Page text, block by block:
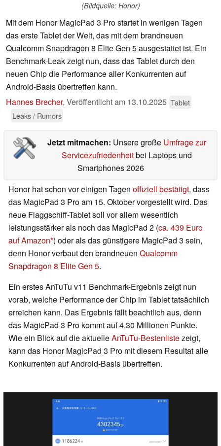
(Bildquelle: Honor)
Mit dem Honor MagicPad 3 Pro startet in wenigen Tagen
das erste Tablet der Welt, das mit dem brandneuen
Qualcomm Snapdragon 8 Elite Gen 5 ausgestattet ist. Ein
Benchmark-Leak zeigt nun, dass das Tablet durch den
neuen Chip die Performance aller Konkurrenten auf
Android-Basis übertreffen kann.
Hannes Brecher, Veröffentlicht am 13.10.2025 Tablet
Leaks / Rumors
Jetzt mitmachen: Unsere große Umfrage zur
Servicezufriedenheitbei Laptops und
Smartphones 2026
Honor hat schon vor einigen Tagen offiziell bestätigt, dass
das MagicPad 3 Pro am 15. Oktober vorgestellt wird. Das
neue Flaggschiff-Tablet soll vor allem wesentlich
leistungsstärker als noch das MagicPad 2 (ca. 439 Euro
auf Amazon ) oder als das günstigere MagicPad 3 sein,
denn Honor verbaut den brandneuen Qualcomm
Snapdragon 8 Elite Gen 5.
Ein erstes AnTuTu v11 Benchmark-Ergebnis zeigt nun
vorab, welche Performance der Chip im Tablet tatsächlich
erreichen kann. Das Ergebnis fällt beachtlich aus, denn
das MagicPad 3 Pro kommt auf 4,30 Millionen Punkte.
Wie ein Blick auf die aktuelleAnTuTu-Bestenlistezeigt,
kann das Honor MagicPad 3 Pro mit diesem Resultat alle
Konkurrenten auf Android-Basis übertreffen.